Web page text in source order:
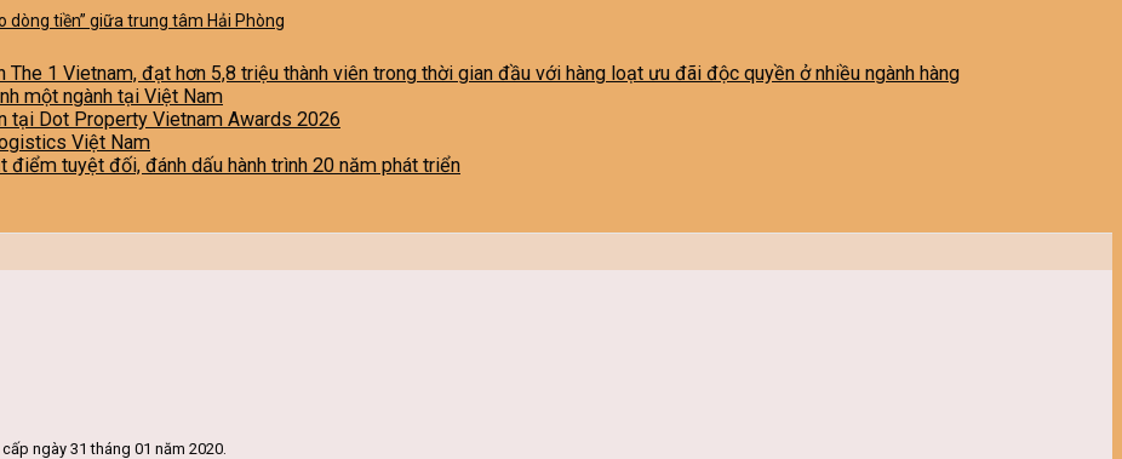
dòng tiền” giữa trung tâm Hải Phòng
1 Vietnam, đạt hơn 5,8 triệu thành viên trong thời gian đầu với hàng loạt ưu đãi độc quyền ở nhiều ngành hàng
một ngành tại Việt Nam
tại Dot Property Vietnam Awards 2026
Việt Nam
tuyệt đối, đánh dấu hành trình 20 năm phát triển
ngày 31 tháng 01 năm 2020.